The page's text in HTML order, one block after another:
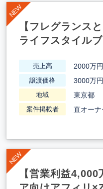
【フレグランス
ライフスタイル
売上高 2000万
譲渡価格 3000万
地域 東京都
案件掲載者 直オーナ
【営業利益